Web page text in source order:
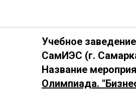
Учебное
СамИЭС (г.
Название
Олимпиада.